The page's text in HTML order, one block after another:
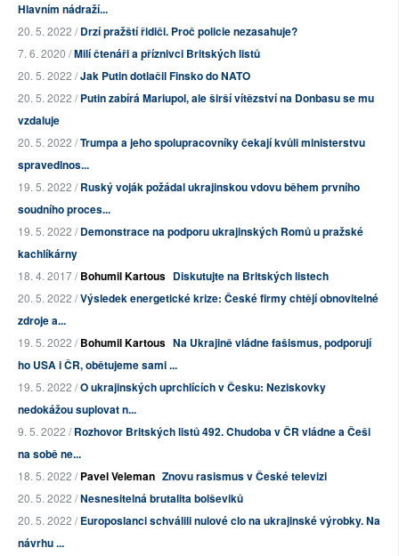
Hlavním nádraží...
20. 5. 2022 /Drzí pražští řidiči. Proč policie nezasahuje?
7. 6. 2020 /Milí čtenáři a příznivci Britských listů
20. 5. 2022 /Jak Putin dotlačil Finsko do NATO
20. 5. 2022 /Putin zabírá Mariupol, ale širší vítězství na Donbasu se mu
vzdaluje
20. 5. 2022 /Trumpa a jeho spolupracovníky čekají kvůli ministerstvu
spravedlnos...
19. 5. 2022 /Ruský voják požádal ukrajinskou vdovu během prvního
soudního proces...
19. 5. 2022 /Demonstrace na podporu ukrajinských Romů u pražské
kachlíkárny
18. 4. 2017 /Bohumil Kartous Diskutujte na Britských listech
20. 5. 2022 /Výsledek energetické krize: České firmy chtějí obnovitelné
zdroje a...
19. 5. 2022 /Bohumil Kartous Na Ukrajině vládne fašismus, podporují
ho USA i ČR, obětujeme sami ...
19. 5. 2022 /O ukrajinských uprchlících v Česku: Neziskovky
nedokážou suplovat n...
9. 5. 2022 /Rozhovor Britských listů 492. Chudoba v ČR vládne a Češi
na sobě ne...
18. 5. 2022 /Pavel Veleman Znovu rasismus v České televizi
20. 5. 2022 /Nesnesitelná brutalita bolševiků
20. 5. 2022 /Europoslanci schválili nulové clo na ukrajinské výrobky. Na
návrhu ...